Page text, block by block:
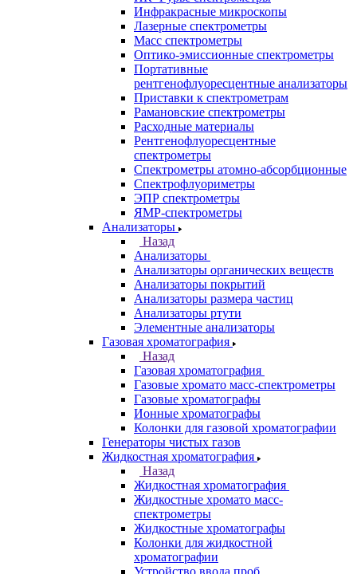
Аналитическое оборудование
Назад
Аналитическое оборудование
Спектрометры
Назад
Спектрометры
Автоматические Дозаторы
Атомно-Эмиссионные спектрометры
ВИД спектрофотометры
Дополнительное оборудование для
ААС
ИК-Фурье спектрометры
Инфракрасные микроскопы
Лазерные спектрометры
Масс спектрометры
Оптико-эмиссионные спектрометры
Портативные
рентгенофлуоресцентные анализаторы
Приставки к спектрометрам
Рамановские спектрометры
Расходные материалы
Рентгенофлуоресцентные
спектрометры
Спектрометры атомно-абсорбционные
Спектрофлуориметры
ЭПР спектрометры
ЯМР-спектрометры
Анализаторы
Назад
Анализаторы
Анализаторы органических веществ
Анализаторы покрытий
Анализаторы размера частиц
Анализаторы ртути
Элементные анализаторы
Газовая хроматография
Назад
Газовая хроматография
Газовые хромато масс-спектрометры
Газовые хроматографы